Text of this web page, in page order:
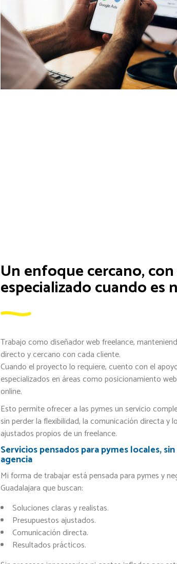
Un enfoque cercano,
especializado cuando es
Trabajo como diseñador web freelance,
directo y cercano con cada cliente.
Cuando el proyecto lo requiere, cuento con el
especializados en áreas como posicionamiento
online.
Esto permite ofrecer a las pymes un servicio
sin perder la flexibilidad, la comunicación directa y
ajustados propios de un freelance.
Servicios pensados para pymes locales,
agencia
Mi forma de trabajar está pensada para pymes y
Guadalajara que buscan:
Soluciones claras y realistas.
Presupuestos ajustados.
Comunicación directa.
Resultados prácticos.